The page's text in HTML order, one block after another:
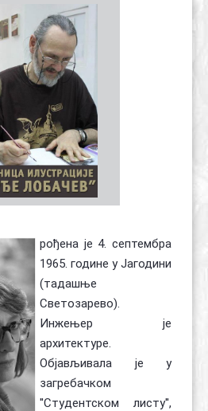
рођена је 4. септембра
1965. године у Јагодини
(тадашње
Светозарево).
Инжењер је
архитектуре.
Објављивала је у
загребачком
''Студентском листу'',